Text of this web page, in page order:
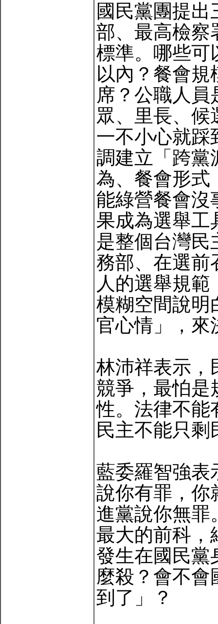
國民黨團提
部、最高檢察
標準。哪些可
以內？餐會規
席？公職人
眾、里長、候
一不小心就踩
調建立「跨黨
為、餐會形式
能綠營餐會沒
果成為選舉工
是整個台灣民
務部、在選前
人的選舉規
模糊空間說明
官心情」，來
林沛祥表示，
競爭，最怕是
性。法律不能
民主不能只
藍委羅智強表
說你有罪，你
進黨說你無罪
最大的前科，
發生在國民黨
麼殺？會不會
到了」？